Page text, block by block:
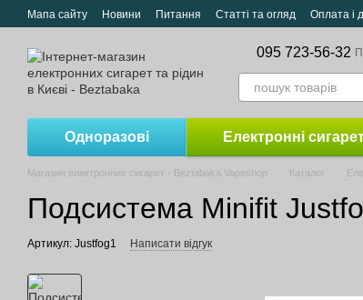
Перейти до основного контенту
Мапа сайту Новини Питання Статті та огляд Оплата і
095 723-56-32
Одноразові Електронні
Магазин електронних сигарет - Beztabaka Vapeshop Каталог
Подсистема Minifit
Артикул: Justfog1 Написати відгук